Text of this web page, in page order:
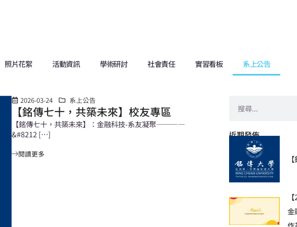
照片花絮 活動資訊 學術研討 社會責任 實習看板 系上公告
2026-03-24 系上公告
【銘傳七十，共築未來】校友專區
【銘傳七十，共築未來】：金融科技-系友凝聚————
&#8212 […]
閱讀更多
近期發佈
金